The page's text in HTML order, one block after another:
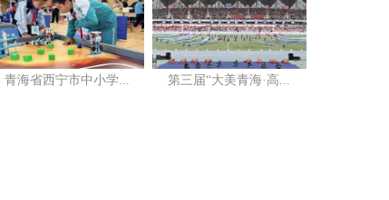
青海省西宁市中小学... 第三届“大美青海·高...